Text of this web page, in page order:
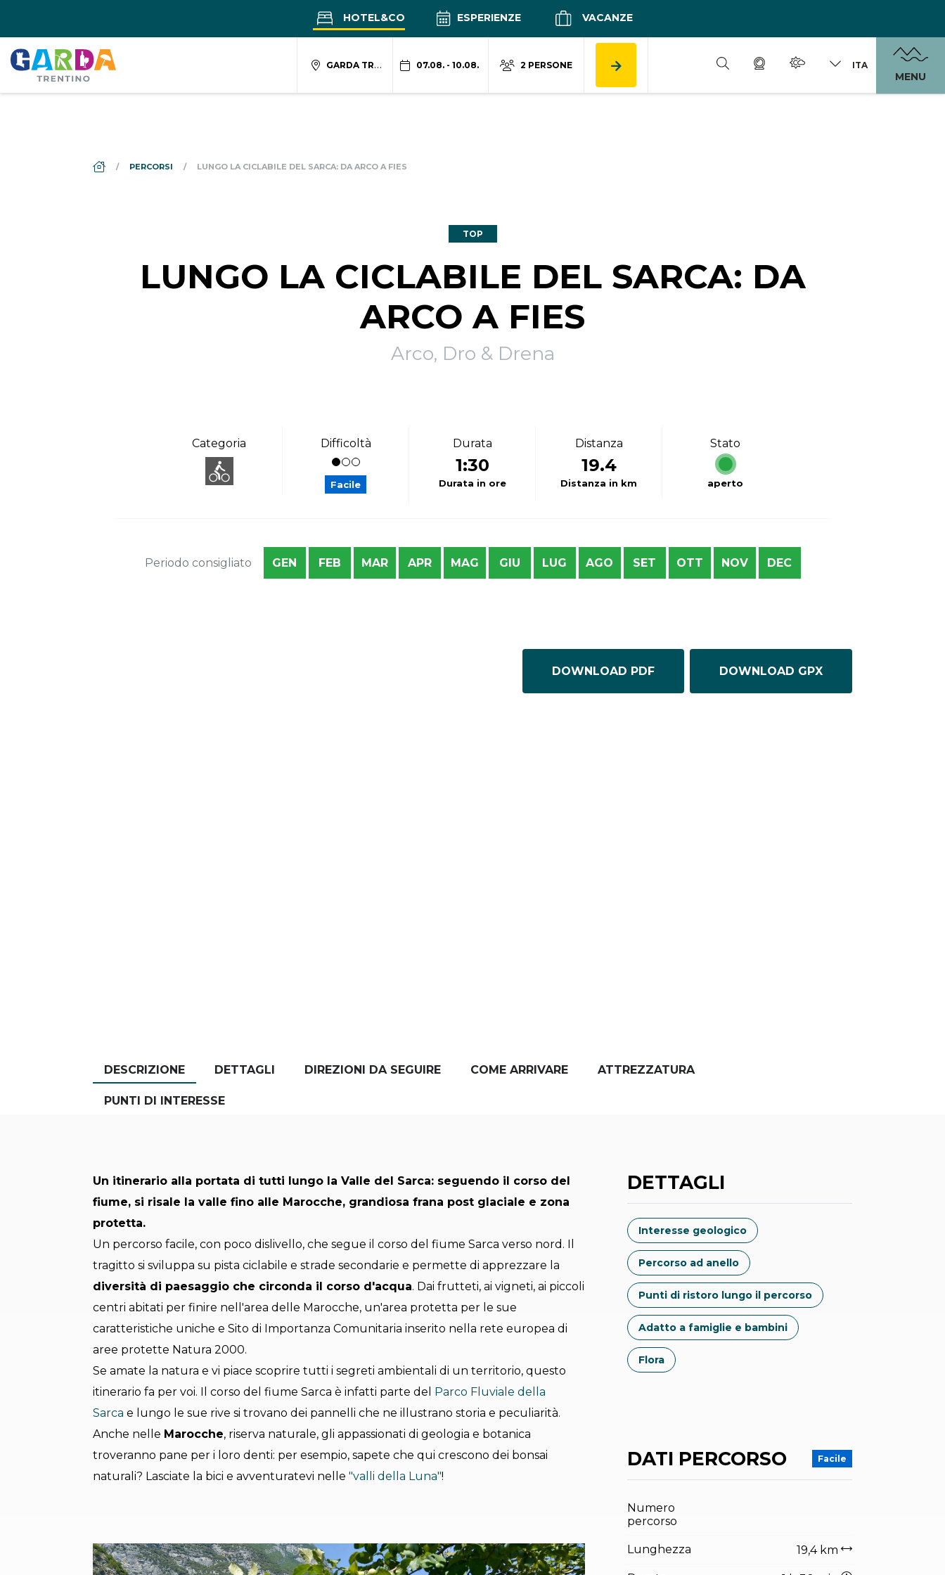
HOTEL&CO ESPERIENZE VACANZE
GARDA TRENTINO 07.08. - 10.08. 2 PERSONE ITA
MENU
DS_BREADCRUMB.HOME
PERCORSI LUNGO LA CICLABILE DEL SARCA: DA ARCO A FIES
TOP
LUNGO LA CICLABILE DEL SARCA: DA
ARCO A FIES
Arco, Dro & Drena
Categoria Difficoltà
Facile
Durata
1:30
Durata in ore
Distanza
19.4
Distanza in km
Stato
aperto
Periodo consigliato GEN FEB MAR APR MAG GIU LUG AGO SET OTT NOV DEC
DOWNLOAD PDF DOWNLOAD GPX
DESCRIZIONE DETTAGLI DIREZIONI DA SEGUIRE COME ARRIVARE ATTREZZATURA
PUNTI DI INTERESSE
Un itinerario alla portata di tutti lungo la Valle del Sarca: seguendo il corso del
fiume, si risale la valle fino alle Marocche, grandiosa frana post glaciale e zona
protetta.
Un percorso facile, con poco dislivello, che segue il corso del fiume Sarca verso nord. Il
tragitto si sviluppa su pista ciclabile e strade secondarie e permette di apprezzare la
diversità di paesaggio che circonda il corso d'acqua. Dai frutteti, ai vigneti, ai piccoli
centri abitati per finire nell'area delle Marocche, un'area protetta per le sue
caratteristiche uniche e Sito di Importanza Comunitaria inserito nella rete europea di
aree protette Natura 2000.
Se amate la natura e vi piace scoprire tutti i segreti ambientali di un territorio, questo
itinerario fa per voi. Il corso del fiume Sarca è infatti parte del
Parco Fluviale della
Sarca e lungo le sue rive si trovano dei pannelli che ne illustrano storia e peculiarità.
Anche nelle Marocche, riserva naturale, gli appassionati di geologia e botanica
troveranno pane per i loro denti: per esempio, sapete che qui crescono dei bonsai
naturali? Lasciate la bici e avventuratevi nelle "valli della Luna"!
DETTAGLI
Interesse geologico
Percorso ad anello
Punti di ristoro lungo il percorso
Adatto a famiglie e bambini
Flora
DATI PERCORSO Facile
Numero
percorso
Lunghezza 19,4 km